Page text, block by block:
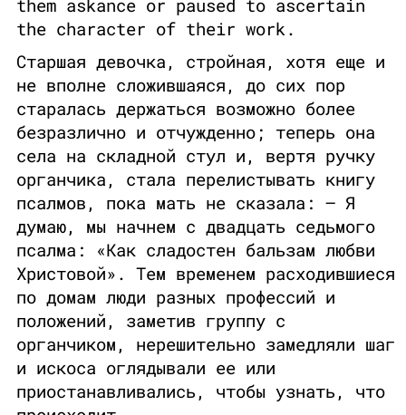
them askance or paused to ascertain
the character of their work.
Старшая девочка, стройная, хотя еще и
не вполне сложившаяся, до сих пор
старалась держаться возможно более
безразлично и отчужденно; теперь она
села на складной стул и, вертя ручку
органчика, стала перелистывать книгу
псалмов, пока мать не сказала: – Я
думаю, мы начнем с двадцать седьмого
псалма: «Как сладостен бальзам любви
Христовой». Тем временем расходившиеся
по домам люди разных профессий и
положений, заметив группу с
органчиком, нерешительно замедляли шаг
и искоса оглядывали ее или
приостанавливались, чтобы узнать, что